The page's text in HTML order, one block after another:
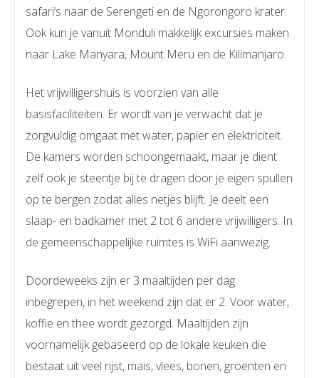
safari’s naar de Serengeti en de Ngorongoro krater.
Ook kun je vanuit Monduli makkelijk excursies maken
naar Lake Manyara, Mount Meru en de Kilimanjaro.
Het vrijwilligershuis is voorzien van alle
basisfaciliteiten. Er wordt van je verwacht dat je
zorgvuldig omgaat met water, papier en elektriciteit.
De kamers worden schoongemaakt, maar je dient
zelf ook je steentje bij te dragen door je eigen spullen
op te bergen zodat alles netjes blijft. Je deelt een
slaap- en badkamer met 2 tot 6 andere vrijwilligers. In
de gemeenschappelijke ruimtes is WiFi aanwezig.
Doordeweeks zijn er 3 maaltijden per dag
inbegrepen, in het weekend zijn dat er 2. Voor water,
koffie en thee wordt gezorgd. Maaltijden zijn
voornamelijk gebaseerd op de lokale keuken die
bestaat uit veel rijst, mais, vlees, bonen, groenten en